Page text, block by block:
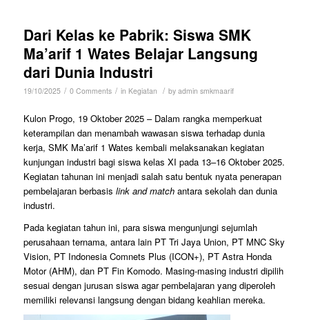
Dari Kelas ke Pabrik: Siswa SMK
Ma’arif 1 Wates Belajar Langsung
dari Dunia Industri
19/10/2025 / 0 Comments / in Kegiatan / by admin smkmaarif
Kulon Progo, 19 Oktober 2025 – Dalam rangka memperkuat
keterampilan dan menambah wawasan siswa terhadap dunia
kerja, SMK Ma’arif 1 Wates kembali melaksanakan kegiatan
kunjungan industri bagi siswa kelas XI pada 13–16 Oktober 2025.
Kegiatan tahunan ini menjadi salah satu bentuk nyata penerapan
pembelajaran berbasis link and matchantara sekolah dan dunia
industri.
Pada kegiatan tahun ini, para siswa mengunjungi sejumlah
perusahaan ternama, antara lain PT Tri Jaya Union, PT MNC Sky
Vision, PT Indonesia Comnets Plus (ICON+), PT Astra Honda
Motor (AHM), dan PT Fin Komodo. Masing-masing industri dipilih
sesuai dengan jurusan siswa agar pembelajaran yang diperoleh
memiliki relevansi langsung dengan bidang keahlian mereka.